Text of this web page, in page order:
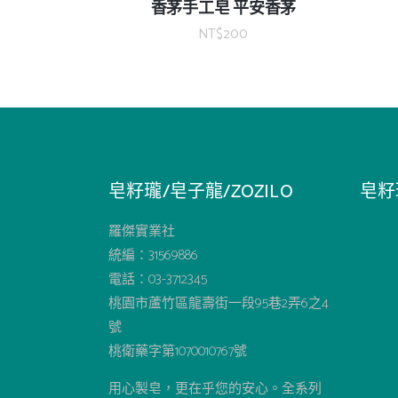
香茅手工皂 平安香茅
NT$200
皂籽瓏/皂子龍/ZOZILO
羅傑實業社
統編：31569886
電話：03-3712345
桃園市蘆竹區龍壽街一段95巷2弄6之4
號
桃衛藥字第1070010767號
用心製皂，更在乎您的安心。全系列
皂